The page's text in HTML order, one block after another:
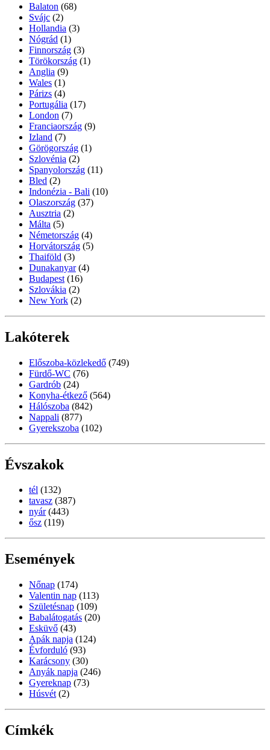
Balaton (68)
Svájc (2)
Hollandia (3)
Nógrád (1)
Finnország (3)
Törökország (1)
Anglia (9)
Wales (1)
Párizs (4)
Portugália (17)
London (7)
Franciaország (9)
Izland (7)
Görögország (1)
Szlovénia (2)
Spanyolország (11)
Bled (2)
Indonézia - Bali (10)
Olaszország (37)
Ausztria (2)
Málta (5)
Németország (4)
Horvátország (5)
Thaiföld (3)
Dunakanyar (4)
Budapest (16)
Szlovákia (2)
New York (2)
Lakóterek
Előszoba-közlekedő (749)
Fürdő-WC (76)
Gardrób (24)
Konyha-étkező (564)
Hálószoba (842)
Nappali (877)
Gyerekszoba (102)
Évszakok
tél (132)
tavasz (387)
nyár (443)
ősz (119)
Események
Nőnap (174)
Valentin nap (113)
Születésnap (109)
Babalátogatás (20)
Esküvő (43)
Apák napja (124)
Évforduló (93)
Karácsony (30)
Anyák napja (246)
Gyereknap (73)
Húsvét (2)
Címkék